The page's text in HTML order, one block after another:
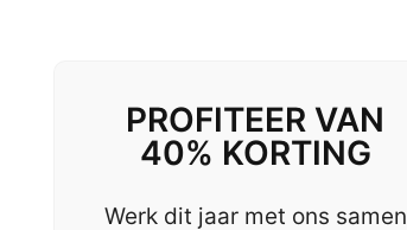
PROFITEER VAN
40% KORTING
Werk dit jaar met ons samen